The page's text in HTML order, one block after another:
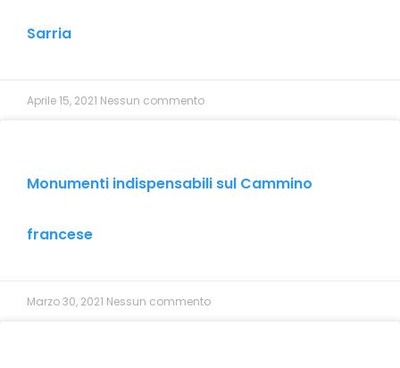
Sarria
Aprile 15, 2021 Nessun commento
Monumenti indispensabili sul Cammino
francese
Marzo 30, 2021 Nessun commento